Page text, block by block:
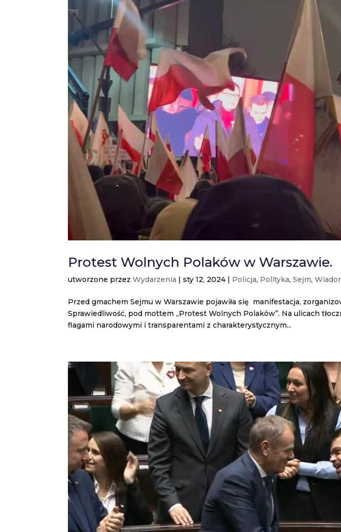
Protest Wolnych Polaków w Warszawie.
utworzone przezWydarzenia |sty 12, 2024 | Policja, Polityka,Sejm,
Przed gmachem Sejmu w Warszawie pojawiła się manifestacja,
Sprawiedliwość, pod mottem „Protest Wolnych Polaków”. Na ulicach
flagami narodowymi i transparentami z charakterystycznym...